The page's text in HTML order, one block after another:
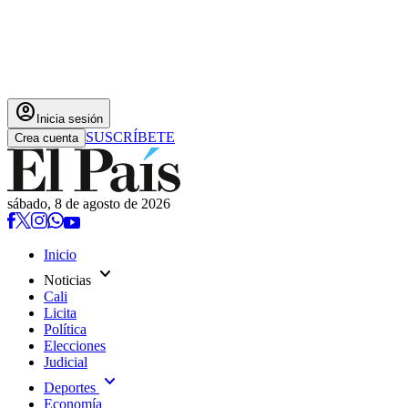
account_circle Inicia sesión
Crea cuenta SUSCRÍBETE
sábado, 8 de agosto de 2026
Inicio
Noticias expand_more
Cali
Licita
Política
Elecciones
Judicial
Deportes expand_more
Economía